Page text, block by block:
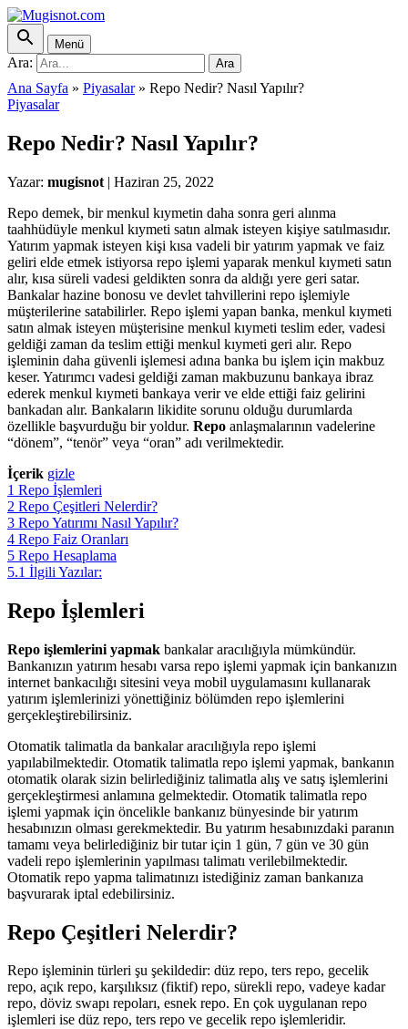
Menü
Ara: Ara
Ana Sayfa » Piyasalar » Repo Nedir? Nasıl Yapılır?
Piyasalar
Repo Nedir? Nasıl Yapılır?
Yazar: mugisnot | Haziran 25, 2022
Repo demek, bir menkul kıymetin daha sonra geri alınma
taahhüdüyle menkul kıymeti satın almak isteyen kişiye satılmasıdır.
Yatırım yapmak isteyen kişi kısa vadeli bir yatırım yapmak ve faiz
geliri elde etmek istiyorsa repo işlemi yaparak menkul kıymeti satın
alır, kısa süreli vadesi geldikten sonra da aldığı yere geri satar.
Bankalar hazine bonosu ve devlet tahvillerini repo işlemiyle
müşterilerine satabilirler. Repo işlemi yapan banka, menkul kıymeti
satın almak isteyen müşterisine menkul kıymeti teslim eder, vadesi
geldiği zaman da teslim ettiği menkul kıymeti geri alır. Repo
işleminin daha güvenli işlemesi adına banka bu işlem için makbuz
keser. Yatırımcı vadesi geldiği zaman makbuzunu bankaya ibraz
ederek menkul kıymeti bankaya verir ve elde ettiği faiz gelirini
bankadan alır. Bankaların likidite sorunu olduğu durumlarda
özellikle başvurduğu bir yoldur. Repo anlaşmalarının vadelerine
“dönem”, “tenör” veya “oran” adı verilmektedir.
İçerik gizle
1 Repo İşlemleri
2 Repo Çeşitleri Nelerdir?
3 Repo Yatırımı Nasıl Yapılır?
4 Repo Faiz Oranları
5 Repo Hesaplama
5.1 İlgili Yazılar:
Repo İşlemleri
Repo işlemlerini yapmak bankalar aracılığıyla mümkündür.
Bankanızın yatırım hesabı varsa repo işlemi yapmak için bankanızın
internet bankacılığı sitesini veya mobil uygulamasını kullanarak
yatırım işlemlerinizi yönettiğiniz bölümden repo işlemlerini
gerçekleştirebilirsiniz.
Otomatik talimatla da bankalar aracılığıyla repo işlemi
yapılabilmektedir. Otomatik talimatla repo işlemi yapmak, bankanın
otomatik olarak sizin belirlediğiniz talimatla alış ve satış işlemlerini
gerçekleştirmesi anlamına gelmektedir. Otomatik talimatla repo
işlemi yapmak için öncelikle bankanız bünyesinde bir yatırım
hesabınızın olması gerekmektedir. Bu yatırım hesabınızdaki paranın
tamamı veya belirlediğiniz bir tutar için 1 gün, 7 gün ve 30 gün
vadeli repo işlemlerinin yapılması talimatı verilebilmektedir.
Otomatik repo yapma talimatınızı istediğiniz zaman bankanıza
başvurarak iptal edebilirsiniz.
Repo Çeşitleri Nelerdir?
Repo işleminin türleri şu şekildedir: düz repo, ters repo, gecelik
repo, açık repo, karşılıksız (fiktif) repo, sürekli repo, vadeye kadar
repo, döviz swapı repoları, esnek repo. En çok uygulanan repo
işlemleri ise düz repo, ters repo ve gecelik repo işlemleridir.